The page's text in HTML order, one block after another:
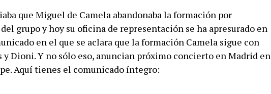
que Miguel de Camela abandonaba la formación por
grupo y hoy su oficina de representación se ha apresurado en
en el que se aclara que la formación Camela sigue con
y Dioni. Y no sólo eso, anuncian próximo concierto en Madrid en
Aquí tienes el comunicado íntegro: